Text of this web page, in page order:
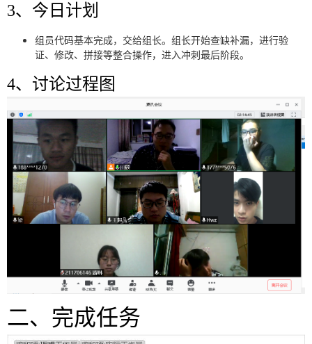
3、今日计划
组员代码基本完成，交给组长。组长开始查缺补漏，进行验
证、修改、拼接等整合操作，进入冲刺最后阶段。
4、讨论过程图
二、完成任务